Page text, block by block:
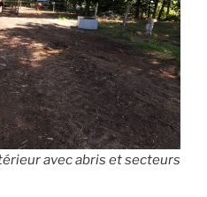
avec abris et secteurs